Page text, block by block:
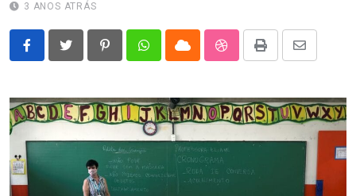
3 ANOS ATRÁS
PinterestWhatsappCloud StumbleUpon
Print
Share
Email